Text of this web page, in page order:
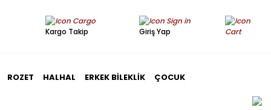
Kargo Takip Giriş Yap
ROZET HALHAL ERKEK BILEKLIK ÇOCUK